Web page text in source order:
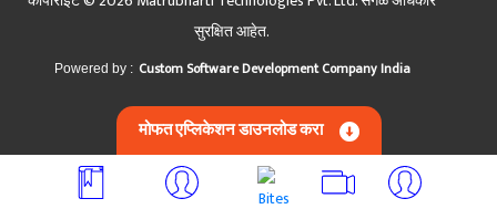
सुरक्षित आहेत.
Powered by : Custom Software Development Company India
मोफत एप्लिकेशन डाउनलोड करा